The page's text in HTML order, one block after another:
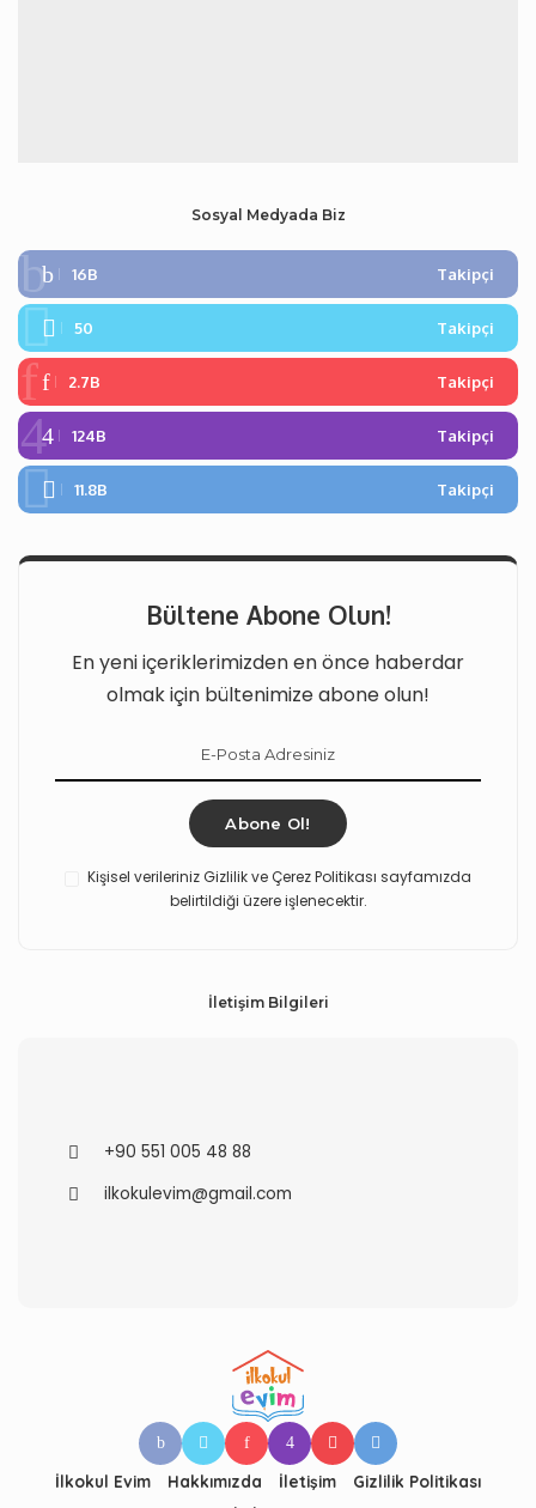
Sosyal Medyada Biz
16B Takipçi
50 Takipçi
2.7B Takipçi
124B Takipçi
11.8B Takipçi
Bültene Abone Olun!
En yeni içeriklerimizden en önce haberdar
olmak için bültenimize abone olun!
Abone Ol!
Kişisel verileriniz Gizlilik ve Çerez Politikası sayfamızda
belirtildiği üzere işlenecektir.
İletişim Bilgileri
+90 551 005 48 88
ilkokulevim@gmail.com
İlkokul Evim Hakkımızda İletişim
Gizlilik Politikası